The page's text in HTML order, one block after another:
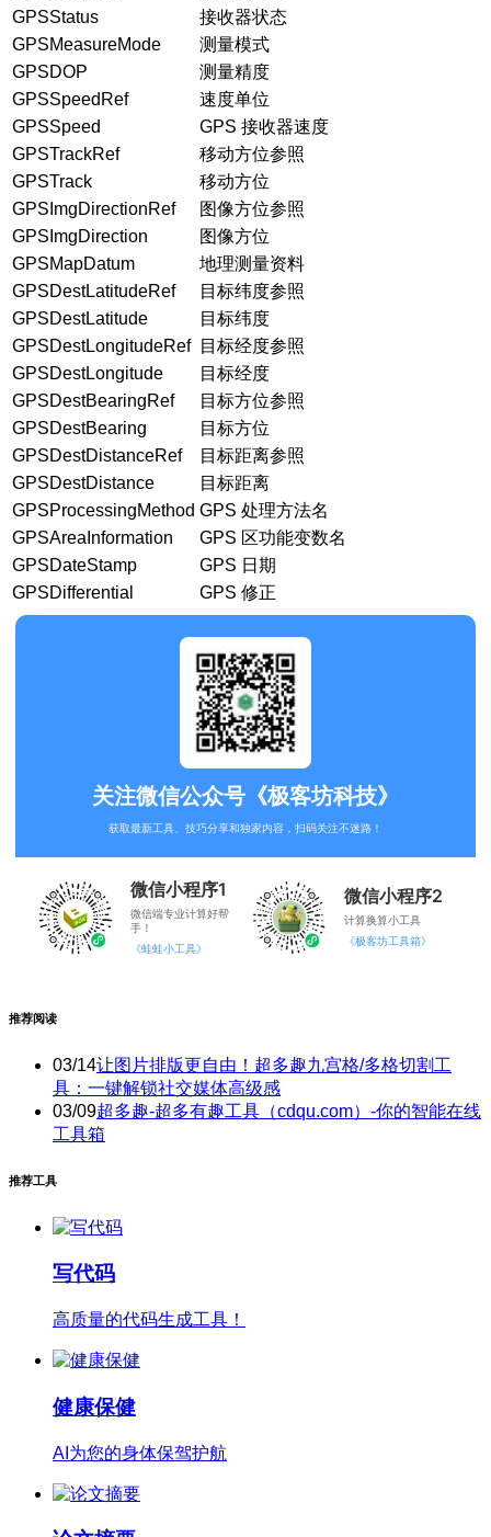
GPSStatus
接收器状态
GPSMeasureMode
测量模式
GPSDOP
测量精度
GPSSpeedRef
速度单位
GPSSpeed
GPS 接收器速度
GPSTrackRef
移动方位参照
GPSTrack
移动方位
GPSImgDirectionRef
图像方位参照
GPSImgDirection
图像方位
GPSMapDatum
地理测量资料
GPSDestLatitudeRef
目标纬度参照
GPSDestLatitude
目标纬度
GPSDestLongitudeRef
目标经度参照
GPSDestLongitude
目标经度
GPSDestBearingRef
目标方位参照
GPSDestBearing
目标方位
GPSDestDistanceRef
目标距离参照
GPSDestDistance
目标距离
GPSProcessingMethod GPS 处理方法名
GPSAreaInformation
GPS 区功能变数名
GPSDateStamp
GPS 日期
GPSDifferential
GPS 修正
关注微信公众号《极客坊科技》
获取最新工具、技巧分享和独家内容，扫码关注不迷路！
微信小程序1
微信端专业计算好帮
手！
《蛙蛙小工具》
微信小程序2
计算换算小工具
《极客坊工具箱》
推荐阅读
03/14让图片排版更自由！超多趣九宫格/多格切割工
具：一键解锁社交媒体高级感
03/09超多趣-超多有趣工具（cdqu.com）-你的智能在线
工具箱
推荐工具
写代码
高质量的代码生成工具！
健康保健
AI为您的身体保驾护航